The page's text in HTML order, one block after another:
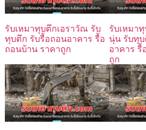
รับเหมาทุบตึกเอราวัณ รับ
ทุบตึก รับรื้อถอนอาคาร รื้อ
ถอนบ้าน ราคาถูก
รับเหมา
นุ่น รับทุ
อาคาร รื้
ถูก